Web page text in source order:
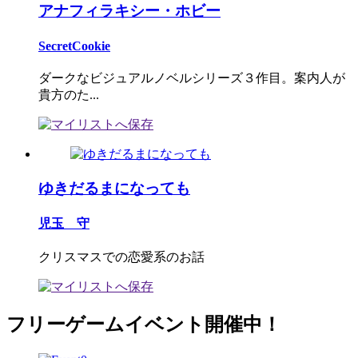
アナフィラキシー・ホビー
SecretCookie
ダークなビジュアルノベルシリーズ３作目。案内人が
貴方のた...
ゆきだるまになっても
児玉 守
クリスマスでの恋愛系のお話
フリーゲームイベント開催中！